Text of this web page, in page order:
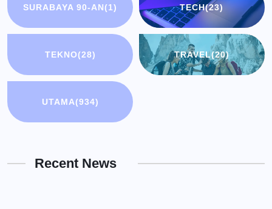
SURABAYA 90-AN(1) TECH(23)
TEKNO(28) TRAVEL(20)
UTAMA(934)
Recent News